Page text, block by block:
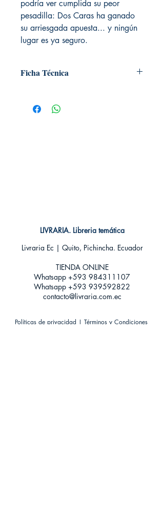
podría ver cumplida su peor
pesadilla: Dos Caras ha ganado
su arriesgada apuesta... y ningún
lugar es ya seguro.
Ficha Técnica
Editorial: ECC
Idioma: Castellano
LIVRARIA. Libreria temática
Livraria Ec | Quito, Pichincha. Ecuador
TIENDA ONLINE​
Whatsapp +593 984311107
Whatsapp +593 939592822
contacto@livraria.com.ec
Políticas de privacidad | Términos y Condiciones